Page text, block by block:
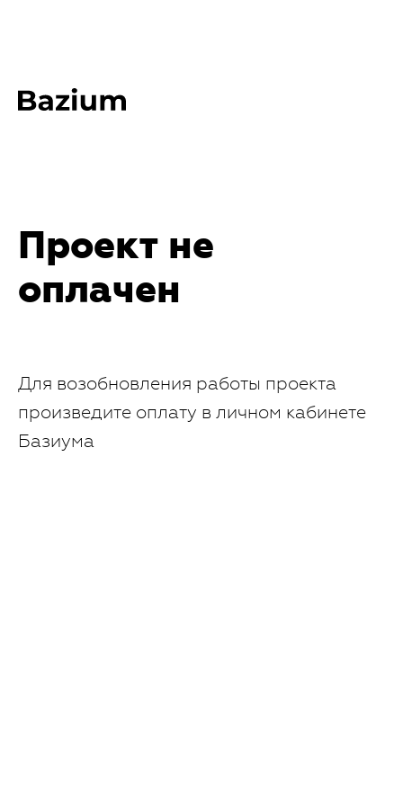
Проект не
оплачен
Для возобновления работы проекта
произведите оплату в личном кабинете
Базиума